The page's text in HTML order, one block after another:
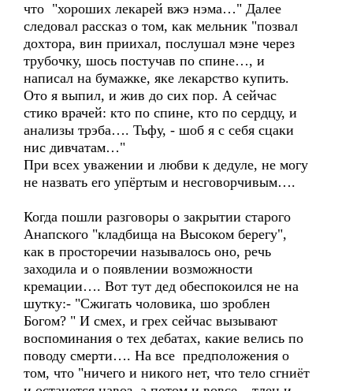
что "хороших лекарей вжэ нэма…" Далее
следовал рассказ о том, как мельник "позвал
дохтора, вин приихал, послушал мэне через
трубочку, шось постучав по спине…, и
написал на бумажке, яке лекарство купить.
Ото я выпил, и жив до сих пор. А сейчас
стико врачей: кто по спине, кто по сердцу, и
анализы трэба…. Тьфу, - шоб я с себя сцаки
нис дивчатам…"
При всех уважении и любви к дедуле, не могу
не назвать его упёртым и несговорчивым….
Когда пошли разговоры о закрытии старого
Анапского "кладбища на Высоком берегу",
как в просторечии называлось оно, речь
заходила и о появлении возможности
кремации…. Вот тут дед обеспокоился не на
шутку:- "Сжигать чоловика, шо зроблен
Богом? " И смех, и грех сейчас вызывают
воспоминания о тех дебатах, какие велись по
поводу смерти…. На все предположения о
том, что "ничего и никого нет, что тело сгниёт